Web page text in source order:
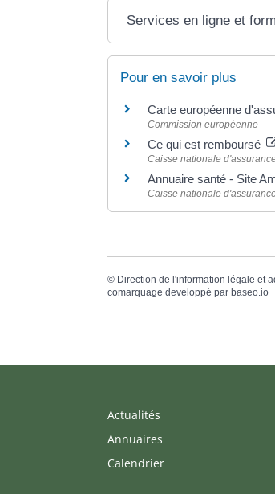
Services en ligne et
Pour en savoir plus
Carte européenne
Commission européenne
Ce qui est remboursé
Caisse nationale
Annuaire santé - Site
Caisse nationale
© Direction de l'information légale et
comarquage developpé par baseo.io
Actualités
Annuaires
Calendrier